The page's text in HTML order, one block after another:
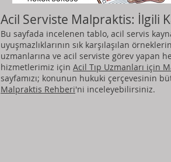
Acil Serviste Malpraktis: İlgili
Bu sayfada incelenen tablo, acil servis
uyuşmazlıklarının sık karşılaşılan
uzmanlarına ve acil serviste görev yapan
hizmetlerimiz için Acil Tıp Uzmanları için
sayfamızı; konunun hukuki çerçevesinin
Malpraktis Rehberi'ni inceleyebilirsiniz.